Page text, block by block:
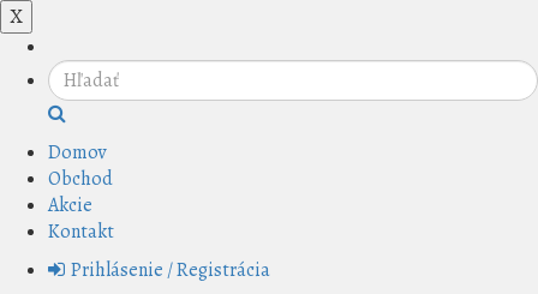
X
Domov
Obchod
Akcie
Kontakt
Prihlásenie / Registrácia